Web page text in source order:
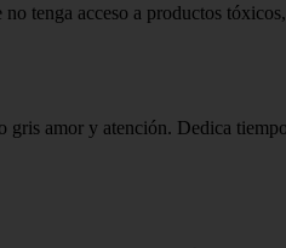
no tenga acceso a productos
amor y atención. Dedica